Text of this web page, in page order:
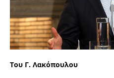
Του Γ. Λακόπουλου